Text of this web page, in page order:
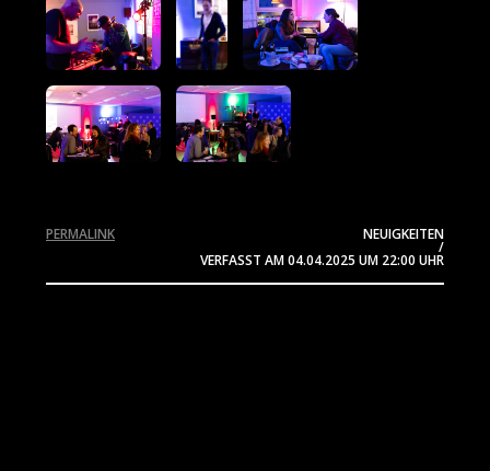
NEUIGKEITEN
/
VERFASST AM04.04.2025 UM 22:00 UHR
PERMALINK